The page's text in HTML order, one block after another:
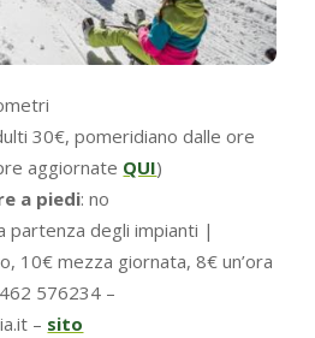
30€, pomeridiano dalle ore
aggiornate QUI)
a piedi: no
partenza degli impianti |
10€ mezza giornata, 8€ un’ora
576234 –
– sito